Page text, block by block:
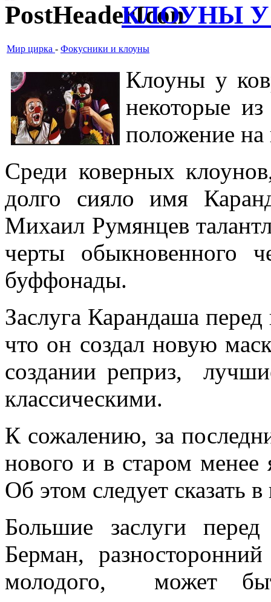
КЛОУНЫ У
Мир цирка - Фокусники и клоуны
Клоуны у
некоторые
положение
Среди коверных
долго сияло имя
Михаил Румянцев
черты обыкновенного
буффонады.
Заслуга Карандаша
что он создал новую
создании реприз,
классическими.
К сожалению, за
нового и в старом
Об этом следует сказать
Большие заслуги
Берман,
молодого, может